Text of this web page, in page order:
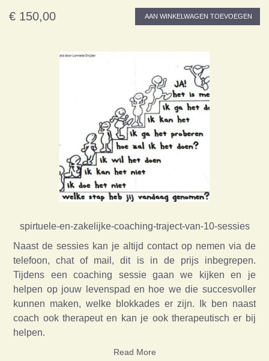
€ 150,00 AAN WINKELWAGEN TOEVOEGEN
spirtuele-en-zakelijke-coaching-traject-van-10-sessies
Naast de sessies kan je altijd contact op nemen via de
telefoon, chat of mail, dit is in de prijs inbegrepen.
Tijdens een coaching sessie gaan we kijken en je
helpen op jouw levenspad en hoe we die succesvoller
kunnen maken, welke blokkades er zijn. Ik ben naast
coach ook therapeut en kan je ook therapeutisch er bij
helpen.
Read More